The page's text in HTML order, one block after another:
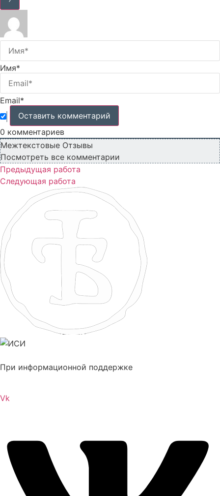
Имя*
Email*
0 комментариев
Межтекстовые Отзывы
Посмотреть все комментарии
Предыдущая работа
Следующая работа
При информационной поддержке
Vk